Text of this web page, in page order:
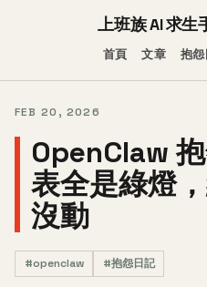
上班族 AI 求生
首頁 文章 抱
FEB 20, 2026
OpenClaw
表全是綠燈
沒動
#openclaw #抱怨日記